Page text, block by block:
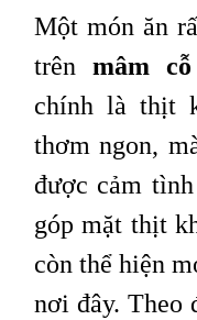
Một món ăn
trên mâm
chính là thịt
thơm ngon,
được cảm
góp mặt thịt
còn thể hiện
nơi đây. Theo